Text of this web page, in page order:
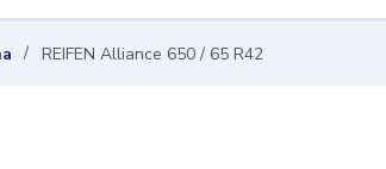
REIFEN Alliance 650 / 65 R42